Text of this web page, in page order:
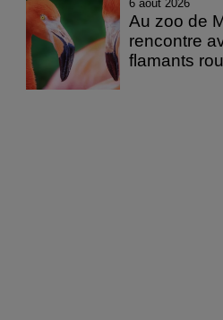
6 août 2026
Au zoo de
rencontre
flamants